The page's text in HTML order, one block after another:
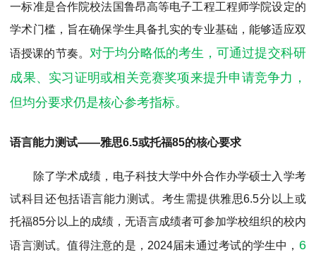
一标准是合作院校法国鲁昂高等电子工程工程师学院设定的
学术门槛，旨在确保学生具备扎实的专业基础，能够适应双
语授课的节奏。 对于均分略低的考生，可通过提交科研
成果、实习证明或相关竞赛奖项来提升申请竞争力，
但均分要求仍是核心参考指标。
语言能力测试——雅思6.5或托福85的核心要求
除了学术成绩，电子科技大学中外合作办学硕士入学考
试科目还包括语言能力测试。考生需提供雅思6.5分以上或
托福85分以上的成绩，无语言成绩者可参加学校组织的校内
语言测试。值得注意的是，2024届未通过考试的学生中， 6